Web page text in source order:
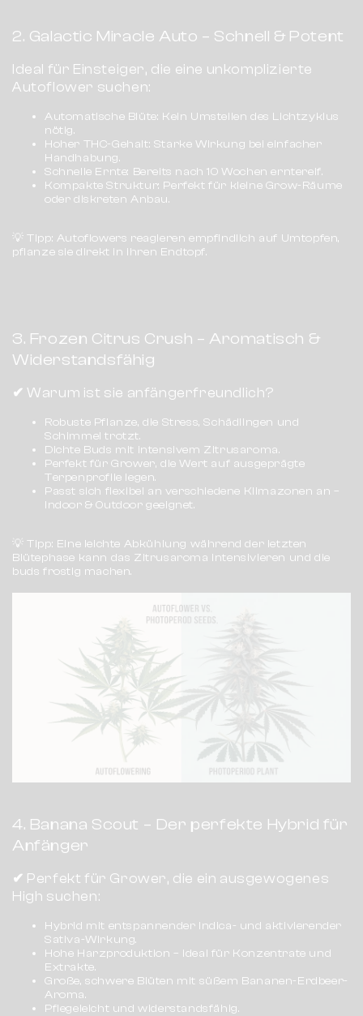
2. Galactic Miracle Auto – Schnell & Potent
Ideal für Einsteiger, die eine unkomplizierte
Autoflower suchen:
Automatische Blüte: Kein Umstellen des Lichtzyklus
nötig.
Hoher THC-Gehalt: Starke Wirkung bei einfacher
Handhabung.
Schnelle Ernte: Bereits nach 10 Wochen erntereif.
Kompakte Struktur: Perfekt für kleine Grow-Räume
oder diskreten Anbau.
💡 Tipp: Autoflowers reagieren empfindlich auf Umtopfen,
pflanze sie direkt in ihren Endtopf.
3. Frozen Citrus Crush – Aromatisch &
Widerstandsfähig
✔ Warum ist sie anfängerfreundlich?
Robuste Pflanze, die Stress, Schädlingen und
Schimmel trotzt.
Dichte Buds mit intensivem Zitrusaroma.
Perfekt für Grower, die Wert auf ausgeprägte
Terpenprofile legen.
Passt sich flexibel an verschiedene Klimazonen an –
Indoor & Outdoor geeignet.
💡 Tipp: Eine leichte Abkühlung während der letzten
Blütephase kann das Zitrusaroma intensivieren und die
buds frostig machen.
4. Banana Scout – Der perfekte Hybrid für
Anfänger
✔ Perfekt für Grower, die ein ausgewogenes
High suchen:
Hybrid mit entspannender Indica- und aktivierender
Sativa-Wirkung.
Hohe Harzproduktion – ideal für Konzentrate und
Extrakte.
Große, schwere Blüten mit süßem Bananen-Erdbeer-
Aroma.
Pflegeleicht und widerstandsfähig.